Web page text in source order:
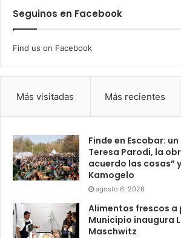
Seguinos en Facebook
Find us on Facebook
Más visitadas Más recientes
Finde en Escobar:
Teresa Parodi, la
acuerdo las cosas”
Kamogelo
agosto 6, 2026
Alimentos frescos a
Municipio inaugura
Maschwitz